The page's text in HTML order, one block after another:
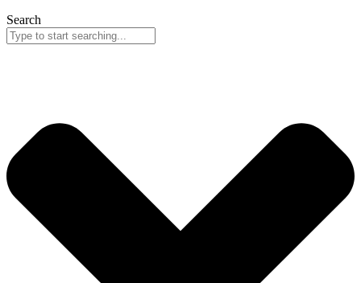
Search